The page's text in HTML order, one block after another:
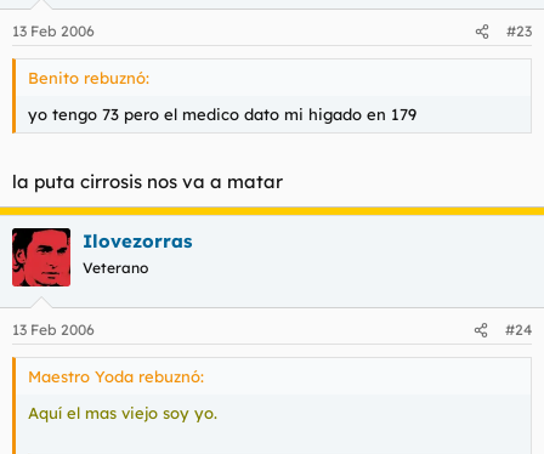
13 Feb 2006 #23
Benito rebuznó:
yo tengo 73 pero el medico dato mi higado en 179
la puta cirrosis nos va a matar
Ilovezorras
Veterano
13 Feb 2006 #24
Maestro Yoda rebuznó:
Aquí el mas viejo soy yo.